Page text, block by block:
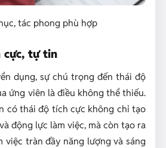
tác phong phù hợp
cực, tự tin
dụng, sự chú trọng đến thái độ
ứng viên là điều không thể thiếu.
có thái độ tích cực không chỉ tạo
động lực làm việc, mà còn tạo ra
việc tràn đầy năng lượng và sáng